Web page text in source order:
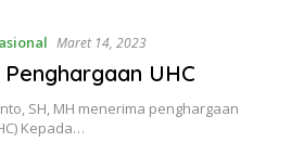
Maret 14, 2023
UHC
SH, MH menerima penghargaan
Kepada…